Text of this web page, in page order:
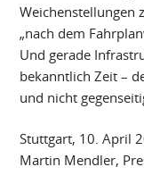
Weichenstellungen
„nach dem
Und gerade
bekanntlich Zeit –
und nicht
Stuttgart, 10. April
Martin Mendler,